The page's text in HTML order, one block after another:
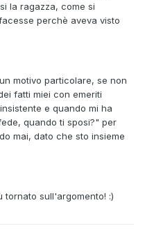
la ragazza, come si
perchè aveva visto
motivo particolare, se non
fatti miei con emeriti
e quando mi ha
quando ti sposi?" per
mai, dato che sto insieme
tornato sull'argomento! :)